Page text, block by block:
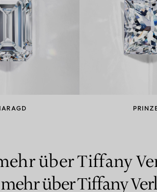
über Tiffany
über Tiffany